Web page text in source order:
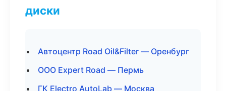
диски
Автоцентр Road Oil&Filter — Оренбург
ООО Expert Road — Пермь
ГК Electro AutoLab — Москва